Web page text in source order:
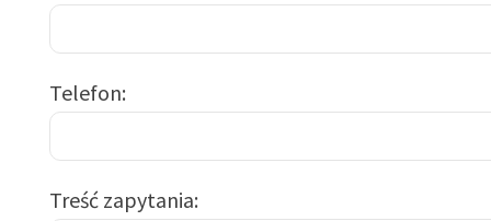
Telefon
Treść zapytania